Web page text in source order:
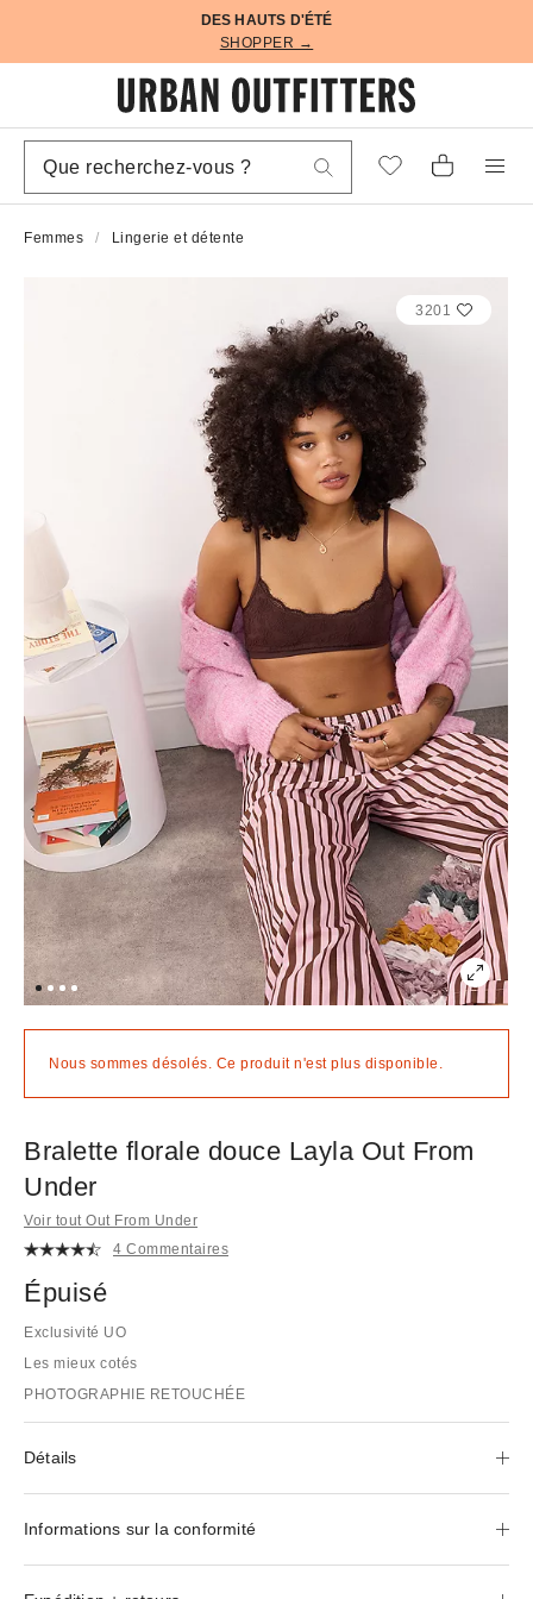
DES HAUTS D'ÉTÉ
SHOPPER →
Femmes Lingerie et détente
3201
Nous sommes désolés. Ce produit n'est plus disponible.
Bralette florale douce Layla Out From
Under
Voir tout Out From Under
4 Commentaires
Épuisé
Exclusivité UO
Les mieux cotés
PHOTOGRAPHIE RETOUCHÉE
Détails
Informations sur la conformité